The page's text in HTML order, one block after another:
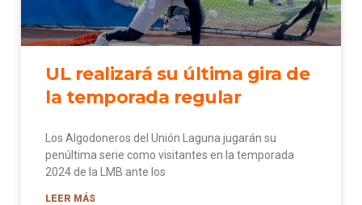
UL realizará su última gira de
la temporada regular
Los Algodoneros del Unión Laguna jugarán su
penúltima serie como visitantes en la temporada
2024 de la LMB ante los
LEER MÁS